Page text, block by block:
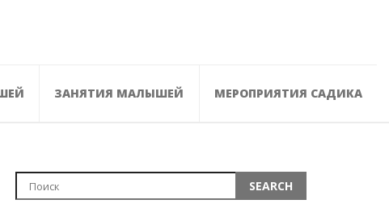
ЗАНЯТИЯ МАЛЫШЕЙ МЕРОПРИЯТИЯ САДИКА